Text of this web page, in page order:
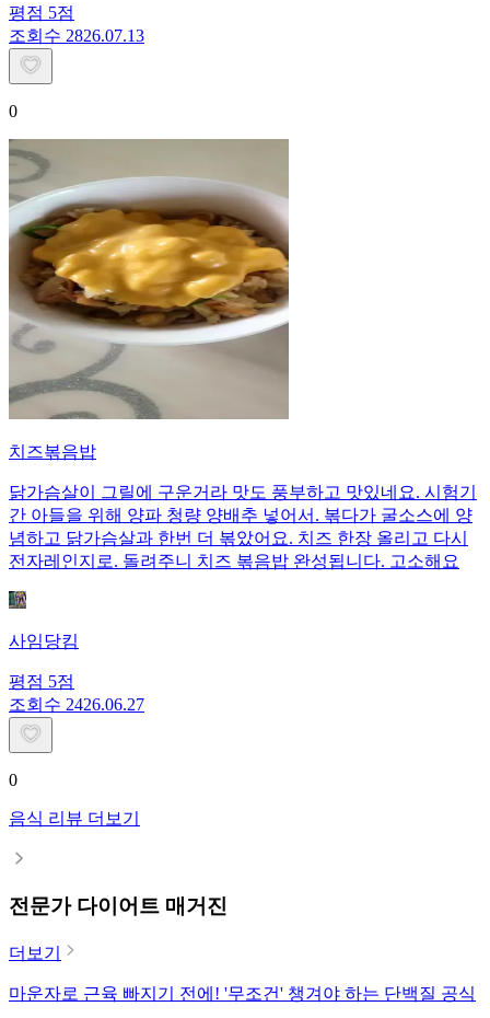
평점 5점
조회수 2826.07.13
0
치즈볶음밥
닭가슴살이 그릴에 구운거라 맛도 풍부하고 맛있네요. 시험기
간 아들을 위해 양파 청량 양배추 넣어서. 볶다가 굴소스에 양
념하고 닭가슴살과 한번 더 볶았어요. 치즈 한장 올리고 다시
전자레인지로. 돌려주니 치즈 볶음밥 완성됩니다. 고소해요
사임당킴
평점 5점
조회수 2426.06.27
0
음식 리뷰 더보기
전문가 다이어트 매거진
더보기
마운자로 근육 빠지기 전에! '무조건' 챙겨야 하는 단백질 공식